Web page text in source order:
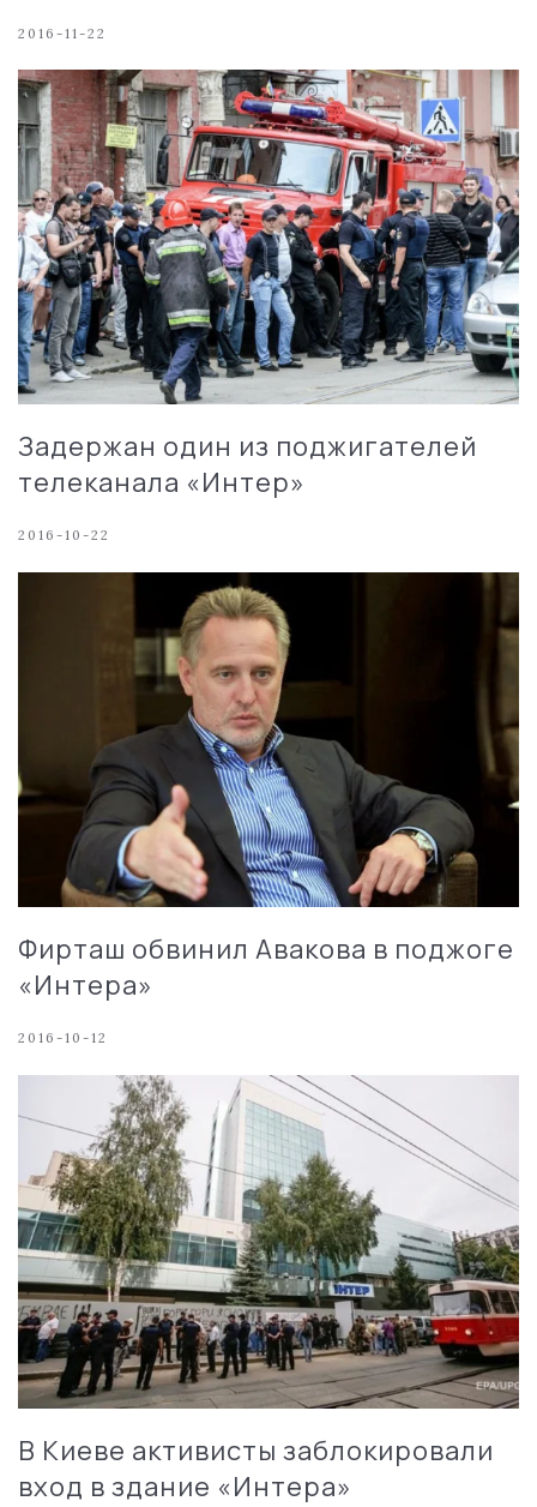
2016-11-22
Задержан один из поджигателей
телеканала «Интер»
2016-10-22
Фирташ обвинил Авакова в поджоге
«Интера»
2016-10-12
В Киеве активисты заблокировали
вход в здание «Интера»